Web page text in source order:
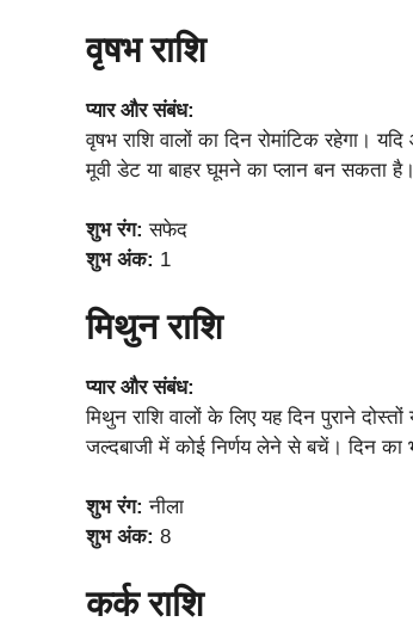
वृषभ राशि
प्यार और संबंध:
वृषभ राशि वालों का दिन रोमांटिक रहेगा।
मूवी डेट या बाहर घूमने का प्लान बन सकता
शुभ रंग: सफेद
शुभ अंक: 1
मिथुन राशि
प्यार और संबंध:
मिथुन राशि वालों के लिए यह दिन पुराने
जल्दबाजी में कोई निर्णय लेने से बचें। दिन
शुभ रंग: नीला
शुभ अंक: 8
कर्क राशि